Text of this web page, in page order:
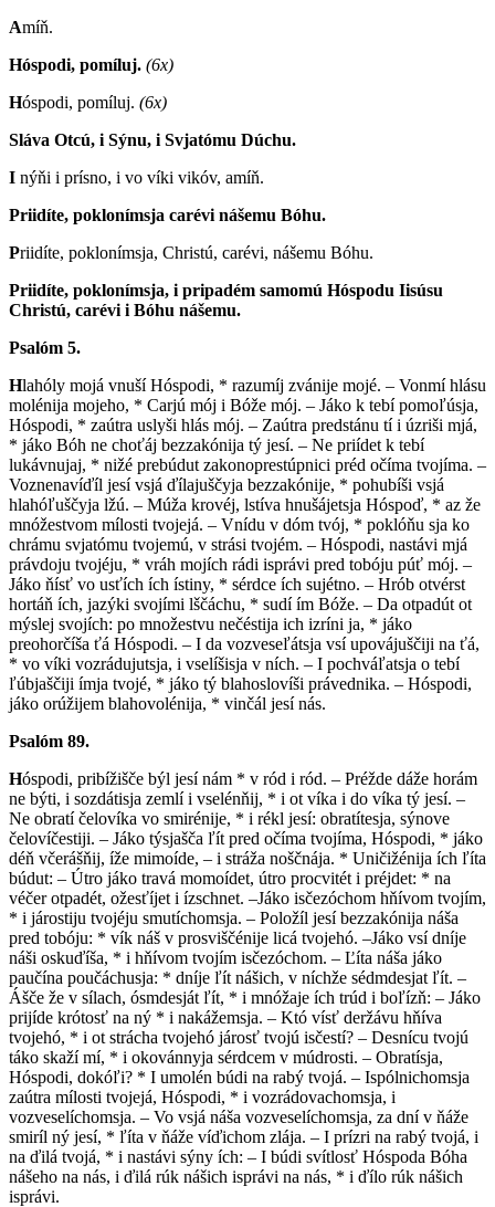
Amíň.
Hóspodi, pomíluj. (6x)
Hóspodi, pomíluj. (6x)
Sláva Otcú, i Sýnu, i Svjatómu Dúchu.
I nýňi i prísno, i vo víki vikóv, amíň.
Priidíte, poklonímsja carévi nášemu Bóhu.
Priidíte, poklonímsja, Christú, carévi, nášemu Bóhu.
Priidíte, poklonímsja, i pripadém samomú Hóspodu Iisúsu
Christú, carévi i Bóhu nášemu.
Psalóm 5.
Hlahóly mojá vnuší Hóspodi, * razumíj zvánije mojé. – Vonmí hlásu
molénija mojeho, * Carjú mój i Bóže mój. – Jáko k tebí pomoľúsja,
Hóspodi, * zaútra uslyši hlás mój. – Zaútra predstánu tí i úzriši mjá,
* jáko Bóh ne choťáj bezzakónija tý jesí. – Ne priídet k tebí
lukávnujaj, * nižé prebúdut zakonoprestúpnici préd očíma tvojíma. –
Voznenavíďíl jesí vsjá ďílajuščyja bezzakónije, * pohubíši vsjá
hlahóľuščyja lžú. – Múža krovéj, lstíva hnušájetsja Hóspoď, * az že
mnóžestvom mílosti tvojejá. – Vnídu v dóm tvój, * poklóňu sja ko
chrámu svjatómu tvojemú, v strási tvojém. – Hóspodi, nastávi mjá
právdoju tvojéju, * vráh mojích rádi isprávi pred tobóju púť mój. –
Jáko ňísť vo usťích ích ístiny, * sérdce ích sujétno. – Hrób otvérst
hortáň ích, jazýki svojími lščáchu, * sudí ím Bóže. – Da otpadút ot
mýslej svojích: po množestvu nečéstija ich izríni ja, * jáko
preohorčíša ťá Hó­spodi. – I da vozveseľátsja vsí upovájuščiji na ťá,
* vo víki vozrádujutsja, i vselíšisja v ních. – I pochváľatsja o tebí
ľúbjaščiji ímja tvojé, * jáko tý blahoslovíši právednika. – Hó­spodi,
jáko orúžijem blahovolénija, * vinčál jesí nás.
Psalóm 89.
Hóspodi, pribížišče býl jesí nám * v ród i ród. – Préžde dáže horám
ne býti, i sozdátisja zemlí i vselénňij, * i ot víka i do víka tý jesí. –
Ne obratí čelovíka vo smirénije, * i rékl jesí: obratítesja, sýnove
čelovíčestiji. – Jáko týsjašča ľít pred očíma tvojíma, Hóspodi, * jáko
déň včerášňij, íže mimoíde, – i stráža noščnája. * Uničižénija ích ľíta
búdut: – Útro jáko travá momoídet, útro procvitét i préjdet: * na
véčer otpadét, ožesťíjet i ízschnet. –Jáko isčezóchom hňívom tvojím,
* i járostiju tvojéju smutíchomsja. – Položíl jesí bezzakónija náša
pred tobóju: * vík náš v prosviščénije licá tvojehó. –Jáko vsí dníje
náši oskuďíša, * i hňívom tvojím isčezóchom. – Ľíta náša jáko
paučína poučáchusja: * dníje ľít nášich, v níchže sédmdesjat ľít. –
Ášče že v sílach, ósmdesját ľít, * i mnóžaje ích trúd i boľízň: – Jáko
prijíde krótosť na ný * i nakážemsja. – Któ vísť deržávu hňíva
tvojehó, * i ot strácha tvojehó járosť tvojú isčestí? – Desnícu tvojú
táko skaží mí, * i okovánnyja sérdcem v múdrosti. – Obratísja,
Hóspodi, dokóľi? * I umolén búdi na rabý tvojá. – Ispólnichomsja
zaútra mílosti tvojejá, Hóspodi, * i vozrádovachomsja, i
vozveselíchomsja. – Vo vsjá náša vozveselíchomsja, za dní v ňáže
smiríl ný jesí, * ľíta v ňáže víďichom zlája. – I prízri na rabý tvojá, i
na ďilá tvojá, * i nastávi sýny ích: – I búdi svítlosť Hóspoda Bóha
nášeho na nás, i ďilá rúk nášich isprávi na nás, * i ďílo rúk nášich
isprávi.